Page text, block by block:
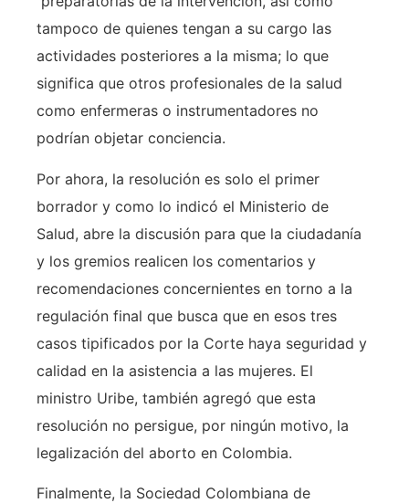
tampoco de quienes tengan a su cargo las
actividades posteriores a la misma; lo que
significa que otros profesionales de la salud
como enfermeras o instrumentadores no
podrían objetar conciencia.
Por ahora, la resolución es solo el primer
borrador y como lo indicó el Ministerio de
Salud, abre la discusión para que la ciudadanía
y los gremios realicen los comentarios y
recomendaciones concernientes en torno a la
regulación final que busca que en esos tres
casos tipificados por la Corte haya seguridad y
calidad en la asistencia a las mujeres. El
ministro Uribe, también agregó que esta
resolución no persigue, por ningún motivo, la
legalización del aborto en Colombia.
Finalmente, la Sociedad Colombiana de